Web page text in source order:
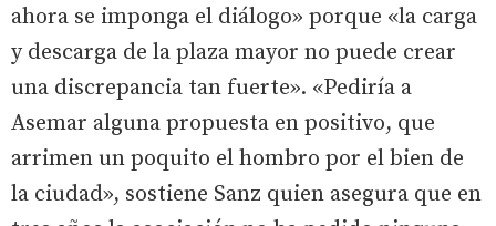
ahora se imponga el diálogo» porque «la carga
y descarga de la plaza mayor no puede crear
una discrepancia tan fuerte». «Pediría a
Asemar alguna propuesta en positivo, que
arrimen un poquito el hombro por el bien de
la ciudad», sostiene Sanz quien asegura que en